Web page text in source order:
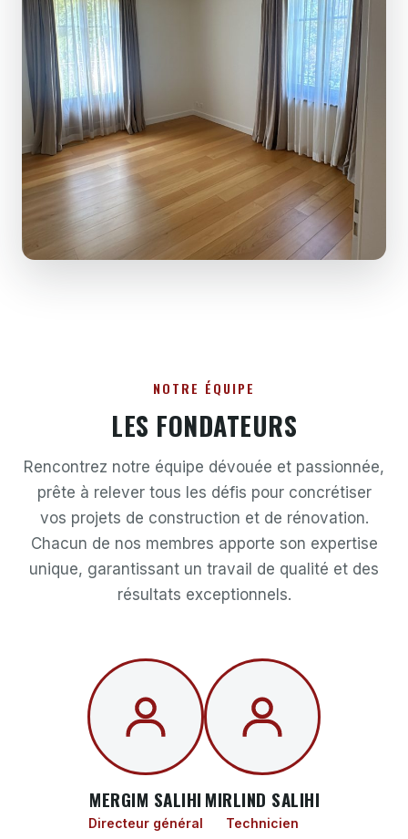
NOTRE ÉQUIPE
LES FONDATEURS
Rencontrez notre équipe dévouée et passionnée,
prête à relever tous les défis pour concrétiser
vos projets de construction et de rénovation.
Chacun de nos membres apporte son expertise
unique, garantissant un travail de qualité et des
résultats exceptionnels.
MERGIM SALIHI
Directeur général
MIRLIND SALIHI
Technicien